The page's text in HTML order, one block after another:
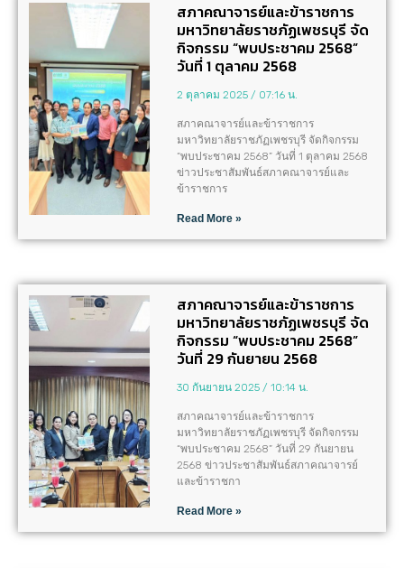
สภาคณาจารย์และข้าราชการ
มหาวิทยาลัยราชภัฏเพชรบุรี จัด
กิจกรรม “พบประชาคม 2568”
วันที่ 1 ตุลาคม 2568
2 ตุลาคม 2025 07:16 น.
สภาคณาจารย์และข้าราชการ
มหาวิทยาลัยราชภัฏเพชรบุรี จัดกิจกรรม
“พบประชาคม 2568” วันที่ 1 ตุลาคม 2568
ข่าวประชาสัมพันธ์สภาคณาจารย์และ
ข้าราชการ
Read More »
สภาคณาจารย์และข้าราชการ
มหาวิทยาลัยราชภัฏเพชรบุรี จัด
กิจกรรม “พบประชาคม 2568”
วันที่ 29 กันยายน 2568
30 กันยายน 2025 10:14 น.
สภาคณาจารย์และข้าราชการ
มหาวิทยาลัยราชภัฏเพชรบุรี จัดกิจกรรม
“พบประชาคม 2568” วันที่ 29 กันยายน
2568 ข่าวประชาสัมพันธ์สภาคณาจารย์
และข้าราชกา
Read More »